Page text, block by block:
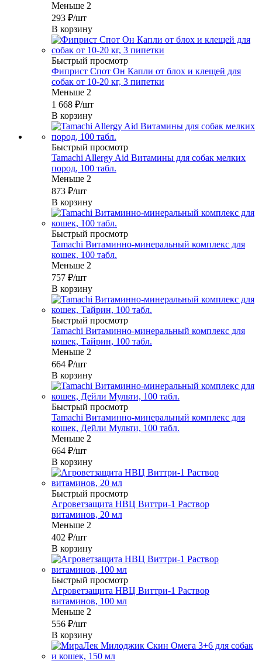
Меньше 2
293 ₽/шт
В корзину
Быстрый просмотр
Фиприст Спот Он Капли от блох и клещей для
собак от 10-20 кг, 3 пипетки
Меньше 2
1 668 ₽/шт
В корзину
Быстрый просмотр
Tamachi Allergy Aid Витамины для собак мелких
пород, 100 табл.
Меньше 2
873 ₽/шт
В корзину
Быстрый просмотр
Tamachi Витаминно-минеральный комплекс для
кошек, 100 табл.
Меньше 2
757 ₽/шт
В корзину
Быстрый просмотр
Tamachi Витаминно-минеральный комплекс для
кошек, Тайрин, 100 табл.
Меньше 2
664 ₽/шт
В корзину
Быстрый просмотр
Tamachi Витаминно-минеральный комплекс для
кошек, Дейли Мульти, 100 табл.
Меньше 2
664 ₽/шт
В корзину
Быстрый просмотр
Агроветзащита НВЦ Виттри-1 Раствор
витаминов, 20 мл
Меньше 2
402 ₽/шт
В корзину
Быстрый просмотр
Агроветзащита НВЦ Виттри-1 Раствор
витаминов, 100 мл
Меньше 2
556 ₽/шт
В корзину